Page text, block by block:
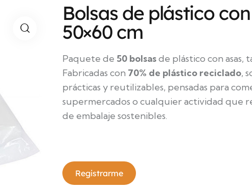
Bolsas de plástico
50×60 cm
Paquete de 50 bolsasde plástico con asas,
Fabricadas con 70% de plástico reciclado,
prácticas y reutilizables, pensadas para
supermercados o cualquier actividad que
de embalaje sostenibles.
Registrarme